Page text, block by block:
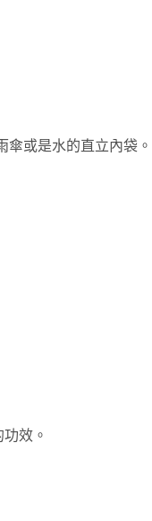
或是水的直立內袋。
效。